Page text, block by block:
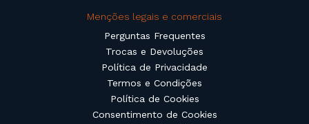
Menções legais e comerciais
Perguntas Frequentes
Trocas e Devoluções
Política de Privacidade
Termos e Condições
Política de Cookies
Consentimento de Cookies